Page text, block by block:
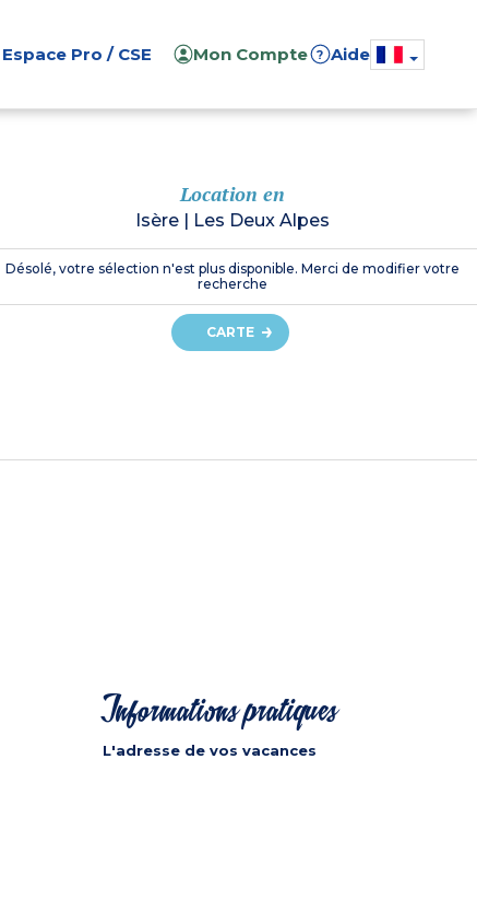
Espace Pro / CSE Mon Compte ? Aide
Location en
Isère | Les Deux Alpes
Désolé, votre sélection n'est plus disponible. Merci de modifier votre
recherche
CARTE
Informations pratiques
L'adresse de vos vacances